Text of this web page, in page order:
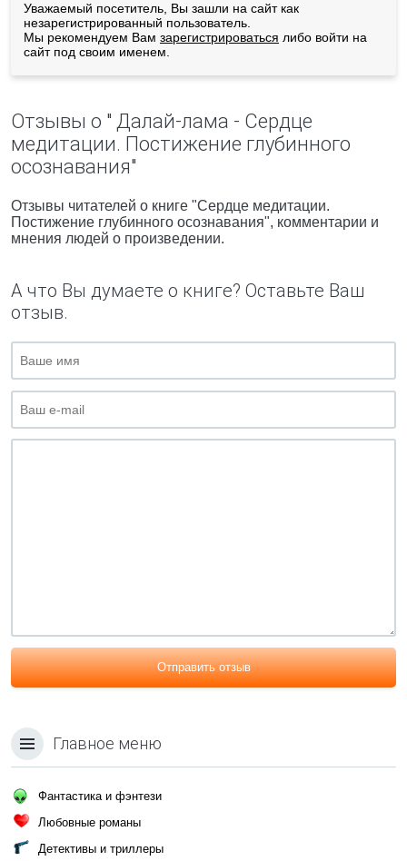
Уважаемый посетитель, Вы зашли на сайт как
незарегистрированный пользователь.
Мы рекомендуем Вам зарегистрироваться либо войти на
сайт под своим именем.
Отзывы о " Далай-лама - Сердце
медитации. Постижение глубинного
осознавания"
Отзывы читателей о книге "Сердце медитации.
Постижение глубинного осознавания", комментарии и
мнения людей о произведении.
А что Вы думаете о книге? Оставьте Ваш
отзыв.
Отправить отзыв
Главное меню
Фантастика и фэнтези
Любовные романы
Детективы и триллеры